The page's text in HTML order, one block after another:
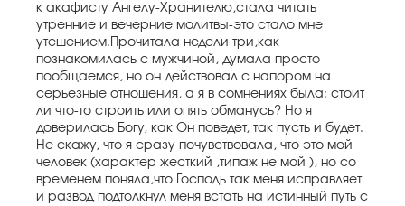
к акафисту Ангелу-Хранителю,стала читать
утренние и вечерние молитвы-это стало мне
утешением.Прочитала недели три,как
познакомилась с мужчиной, думала просто
пообщаемся, но он действовал с напором на
серьезные отношения, а я в сомнениях была: стоит
ли что-то строить или опять обманусь? Но я
доверилась Богу, как Он поведет, так пусть и будет.
Не скажу, что я сразу почувствовала, что это мой
человек (характер жесткий ,типаж не мой ), но со
временем поняла,что Господь так меня исправляет
и развод подтолкнул меня встать на истинный путь с